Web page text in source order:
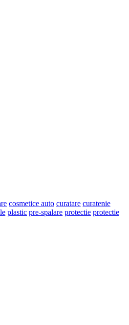
cosmetice auto curatare curatenie
plastic pre-spalare protectie protectie